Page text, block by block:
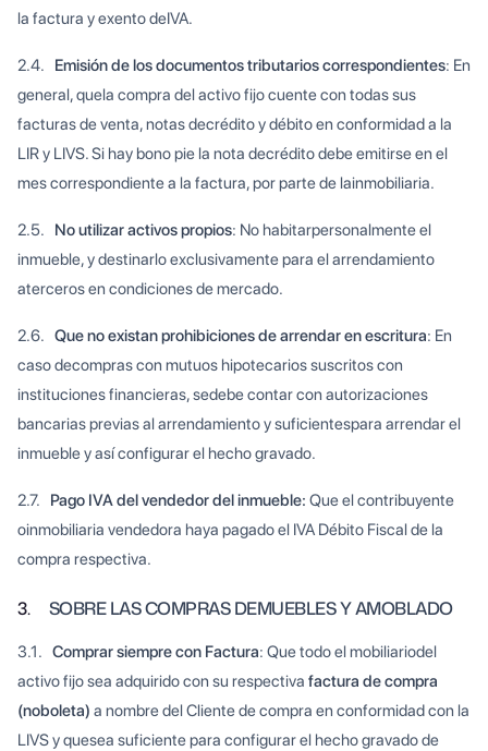
la factura y exento deIVA.
2.4. Emisión de los documentos tributarios correspondientes: En
general, quela compra del activo fijo cuente con todas sus
facturas de venta, notas decrédito y débito en conformidad a la
LIR y LIVS. Si hay bono pie la nota decrédito debe emitirse en el
mes correspondiente a la factura, por parte de lainmobiliaria.
2.5. No utilizar activos propios: No habitarpersonalmente el
inmueble, y destinarlo exclusivamente para el arrendamiento
aterceros en condiciones de mercado.
2.6. Que no existan prohibiciones de arrendar en escritura: En
caso decompras con mutuos hipotecarios suscritos con
instituciones financieras, sedebe contar con autorizaciones
bancarias previas al arrendamiento y suficientespara arrendar el
inmueble y así configurar el hecho gravado.
2.7. Pago IVA del vendedor del inmueble: Que el contribuyente
oinmobiliaria vendedora haya pagado el IVA Débito Fiscal de la
compra respectiva.
3. SOBRE LAS COMPRAS DEMUEBLES Y AMOBLADO
3.1. Comprar siempre con Factura: Que todo el mobiliariodel
activo fijo sea adquirido con su respectiva factura de compra
(noboleta) a nombre del Cliente de compra en conformidad con la
LIVS y quesea suficiente para configurar el hecho gravado de